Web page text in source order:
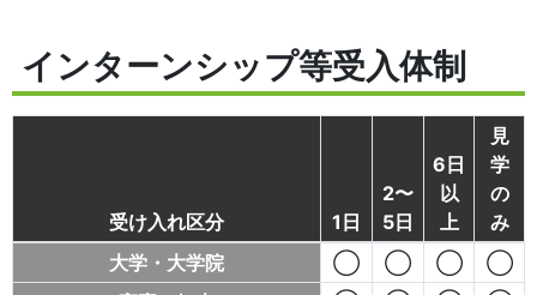
インターンシップ等受入体制
受け入れ区分 1日
2〜
5日
6日
以
上
見
学
の
み
大学・大学院
◯ ◯ ◯
◯